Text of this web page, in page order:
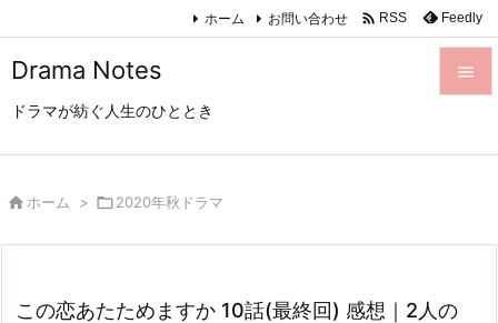
Drama Notes
ドラマが紡ぐ人生のひととき

次へ
ホーム お問い合わせ  RSS Feedly
 ホーム > 2020年秋ドラマ
この恋あたためますか 10話(最終回) 感想｜2人の